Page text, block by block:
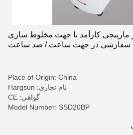
مارپیچی کارآمد با جهت مخلوط سازی
سفارشی در جهت ساعت / ضد ساعت
Place of Origin: China
نام تجاری: Hargsun
گواهی: CE
Model Number: SSD20BP